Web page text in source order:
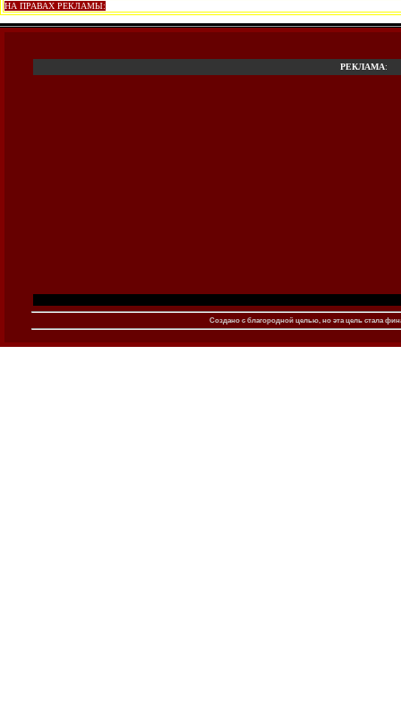
НА ПРАВАХ РЕКЛАМЫ:
РЕКЛАМА:
Создано c благородной целью, но эта цель стала